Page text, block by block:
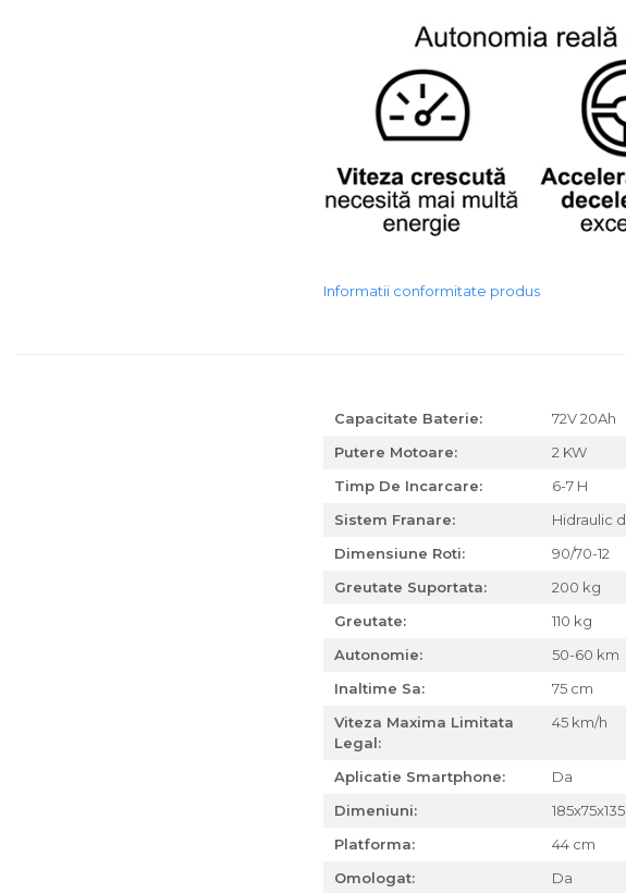
Informatii conformitate produs
Capacitate Baterie:
72V 20Ah
Putere Motoare:
2 KW
Timp De Incarcare:
6-7 H
Sistem Franare:
Hidraulic
Dimensiune Roti:
90/70-12
Greutate Suportata:
200 kg
Greutate:
110 kg
Autonomie:
50-60 km
Inaltime Sa:
75 cm
Viteza Maxima Limitata
Legal:
45 km/h
Aplicatie Smartphone:
Da
Dimeniuni:
Platforma:
44 cm
Omologat:
Da